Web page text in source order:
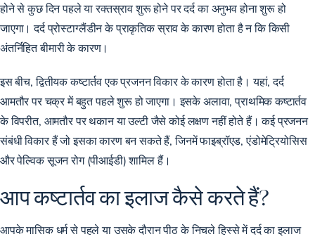
होने से कुछ दिन पहले या रक्तस्राव शुरू होने पर दर्द का अनुभव होना शुरू हो
जाएगा। दर्द प्रोस्टाग्लैंडीन के प्राकृतिक स्राव के कारण होता है न कि किसी
अंतर्निहित बीमारी के कारण।
इस बीच, द्वितीयक कष्टार्तव एक प्रजनन विकार के कारण होता है। यहां, दर्द
आमतौर पर चक्र में बहुत पहले शुरू हो जाएगा। इसके अलावा, प्राथमिक कष्टार्तव
के विपरीत, आमतौर पर थकान या उल्टी जैसे कोई लक्षण नहीं होते हैं। कई प्रजनन
संबंधी विकार हैं जो इसका कारण बन सकते हैं, जिनमें फाइब्रॉएड, एंडोमेट्रियोसिस
और पेल्विक सूजन रोग (पीआईडी) शामिल हैं।
आप कष्टार्तव का इलाज कैसे करते हैं?
आपके मासिक धर्म से पहले या उसके दौरान पीठ के निचले हिस्से में दर्द का इलाज